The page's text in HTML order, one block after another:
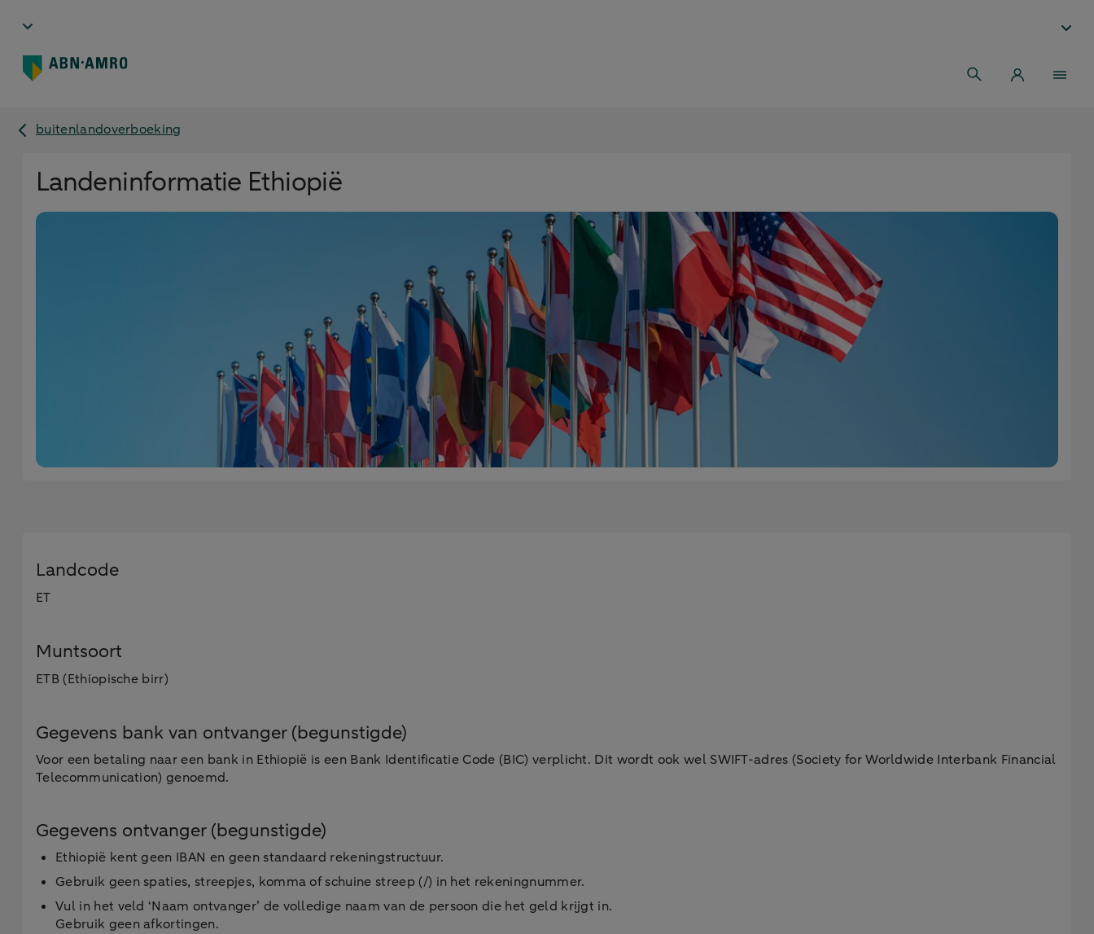
buitenlandoverboeking
Landeninformatie Ethiopië
Landcode
ET
Muntsoort
ETB (Ethiopische birr)
Gegevens bank van ontvanger (begunstigde)
Voor een betaling naar een bank in Ethiopië is een Bank Identificatie Code (BIC) verplicht. Dit wordt ook wel SWIFT-adres (Society for Worldwide Interbank Financial
Telecommunication) genoemd.
Gegevens ontvanger (begunstigde)
Ethiopië kent geen IBAN en geen standaard rekeningstructuur.
Gebruik geen spaties, streepjes, komma of schuine streep (/) in het rekeningnummer.
Vul in het veld ‘Naam ontvanger’ de volledige naam van de persoon die het geld krijgt in.
Gebruik geen afkortingen.